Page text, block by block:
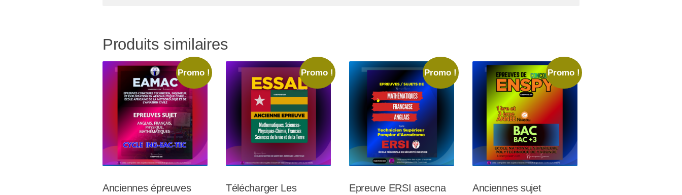
Produits similaires
Promo !
Anciennes épreuves
Promo !
Télécharger Les
Promo !
Epreuve ERSI asecna
Promo !
Anciennes sujet